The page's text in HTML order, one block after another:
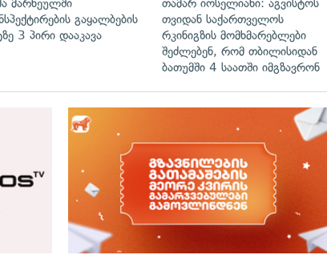
მარნეულში
გაყალბების
3 პირი დააკავა
თამარ იოსელიანი: აგვისტოს
თვიდან საქართველოს
რკინიგზის მომხმარებლები
შეძლებენ, რომ თბილისიდან
ბათუმში 4 საათში იმგზავრონ
გადახედვა